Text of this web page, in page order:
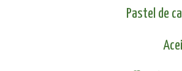
Pastel de